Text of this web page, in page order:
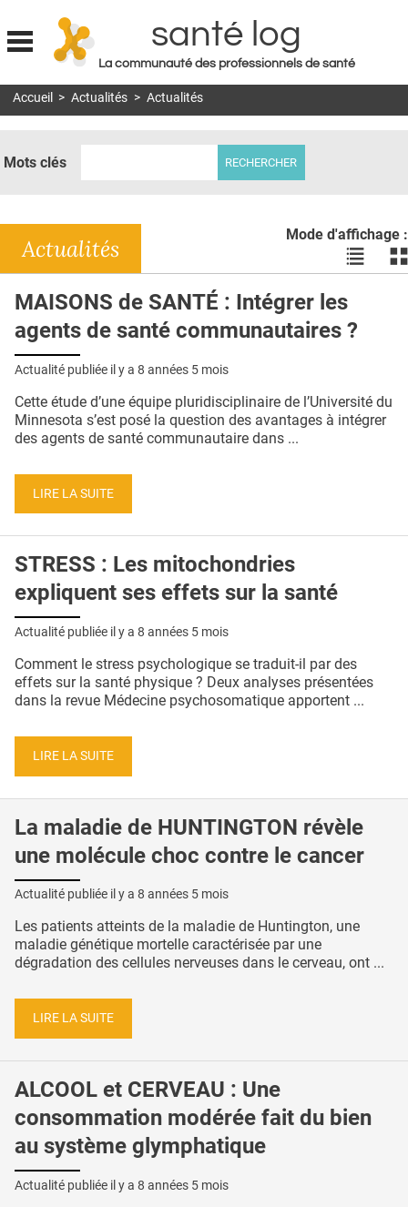
Jump to navigation
santé log
La communauté des professionnels de santé
MON COMPTE
DOSSIERS
RÉSEAUX
E-REVUE SAD
THÉMA
QUI SOMMES-NOUS ?
CONDITIONS GÉNÉRALES
CRÉDITS
Accueil > Actualités > Actualités
Mots clés
Mode d'affichage :
Voir
les
liste
les
Actualités
MAISONS de SANTÉ : Intégrer les
agents de santé communautaires ?
Actualité publiée il y a 8 années 5 mois
Cette étude d’une équipe pluridisciplinaire de l’Université du
Minnesota s’est posé la question des avantages à intégrer
des agents de santé communautaire dans ...
LIRE LA SUITE
STRESS : Les mitochondries
expliquent ses effets sur la santé
Actualité publiée il y a 8 années 5 mois
Comment le stress psychologique se traduit-il par des
effets sur la santé physique ? Deux analyses présentées
dans la revue Médecine psychosomatique apportent ...
LIRE LA SUITE
La maladie de HUNTINGTON révèle
une molécule choc contre le cancer
Actualité publiée il y a 8 années 5 mois
Les patients atteints de la maladie de Huntington, une
maladie génétique mortelle caractérisée par une
dégradation des cellules nerveuses dans le cerveau, ont ...
LIRE LA SUITE
ALCOOL et CERVEAU : Une
consommation modérée fait du bien
au système glymphatique
Actualité publiée il y a 8 années 5 mois